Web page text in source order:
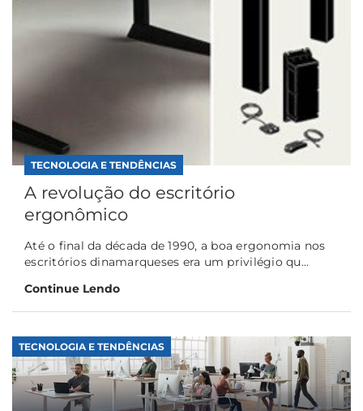
TECNOLOGIA E TENDÊNCIAS
A revolução do escritório
ergonômico
Até o final da década de 1990, a boa ergonomia nos
escritórios dinamarqueses era um privilégio qu...
Continue Lendo
TECNOLOGIA E TENDÊNCIAS